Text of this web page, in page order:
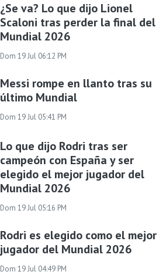
¿Se va? Lo que dijo Lionel
Scaloni tras perder la final del
Mundial 2026
Dom 19 Jul 06:12 PM
Messi rompe en llanto tras su
último Mundial
Dom 19 Jul 05:41 PM
Lo que dijo Rodri tras ser
campeón con España y ser
elegido el mejor jugador del
Mundial 2026
Dom 19 Jul 05:16 PM
Rodri es elegido como el mejor
jugador del Mundial 2026
Dom 19 Jul 04:49 PM